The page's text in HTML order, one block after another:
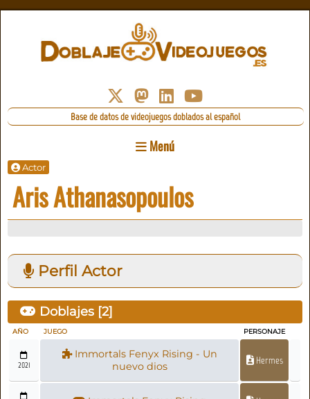
Base de datos de videojuegos doblados al español
Menú
Actor
Aris Athanasopoulos
Perfil Actor
Doblajes [2]
AÑO JUEGO PERSONAJE
2021
Immortals Fenyx Rising - Un
nuevo dios
Hermes